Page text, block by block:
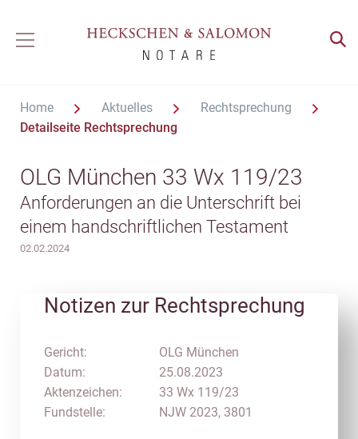
Home Aktuelles
Rechtsprechung
Detailseite Rechtsprechung
OLG München 33 Wx 119/23
Anforderungen an die Unterschrift bei
einem handschriftlichen Testament
02.02.2024
Notizen zur Rechtsprechung
Gericht:
Datum:
Aktenzeichen:
Fundstelle:
OLG München
25.08.2023
33 Wx 119/23
NJW 2023, 3801